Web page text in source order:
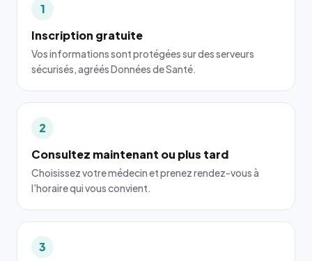
1
Inscription gratuite
Vos informations sont protégées sur des serveurs
sécurisés, agréés Données de Santé.
2
Consultez maintenant ou plus tard
Choisissez votre médecin et prenez rendez-vous à
l'horaire qui vous convient.
3